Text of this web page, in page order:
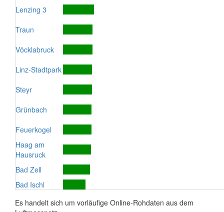
Lenzing 3
Traun
Vöcklabruck
Linz-Stadtpark
Steyr
Grünbach
Feuerkogel
Haag am
Hausruck
Bad Zell
Bad Ischl
Es handelt sich um vorläufige Online-Rohdaten aus dem